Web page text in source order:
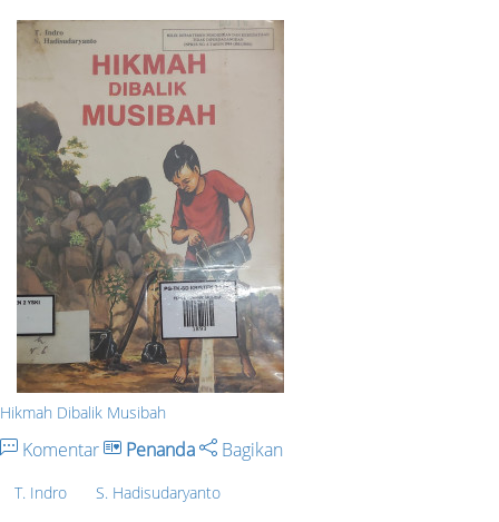
Hikmah Dibalik Musibah
Komentar Penanda Bagikan
T. Indro S. Hadisudaryanto